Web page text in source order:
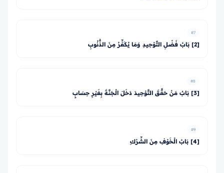
#7
[2] بَابُ فَضْلِ التَّوْحِيدِ وَمَا يُكَفِّرُ مِنَ الذُّنُوبِ
#8
[3] بَابٌ مَنْ حَقَّقَ التَّوْحِيدَ دَخَلَ الْجَنَّةَ بِغَيْرِ حِسَابٍ
#9
[4] بَابُ الْخَوْفِ مِنَ الشِّرْكِ